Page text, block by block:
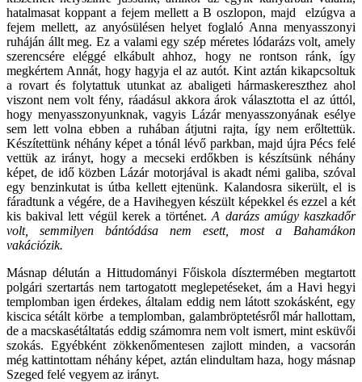
hatalmasat koppant a fejem mellett a B oszlopon, majd elzúgva a
fejem mellett, az anyósülésen helyet foglaló Anna menyasszonyi
ruháján állt meg. Ez a valami egy szép méretes lódarázs volt, amely
szerencsére eléggé elkábult ahhoz, hogy ne rontson ránk, így
megkértem Annát, hogy hagyja el az autót. Kint aztán kikapcsoltuk
a rovart és folytattuk utunkat az abaligeti hármaskereszthez ahol
viszont nem volt fény, ráadásul akkora árok választotta el az úttól,
hogy menyasszonyunknak, vagyis Lázár menyasszonyának esélye
sem lett volna ebben a ruhában átjutni rajta, így nem erőltettük.
Készítettünk néhány képet a tónál lévő parkban, majd újra Pécs felé
vettük az irányt, hogy a mecseki erdőkben is készítsünk néhány
képet, de idő közben Lázár motorjával is akadt némi galiba, szóval
egy benzinkutat is útba kellett ejtenünk. Kalandosra sikerült, el is
fáradtunk a végére, de a Havihegyen készült képekkel és ezzel a két
kis bakival lett végül kerek a történet. A darázs amúgy kaszkadőr
volt, semmilyen bántódása nem esett, most a Bahamákon
vakációzik.
Másnap délután a Hittudományi Főiskola dísztermében megtartott
polgári szertartás nem tartogatott meglepetéseket, ám a Havi hegyi
templomban igen érdekes, általam eddig nem látott szokásként, egy
kiscica sétált körbe a templomban, galambröptetésről már hallottam,
de a macskasétáltatás eddig számomra nem volt ismert, mint esküvői
szokás. Egyébként zökkenőmentesen zajlott minden, a vacsorán
még kattintottam néhány képet, aztán elindultam haza, hogy másnap
Szeged felé vegyem az irányt.